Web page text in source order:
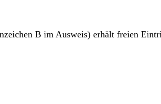
B im Ausweis) erhält freien